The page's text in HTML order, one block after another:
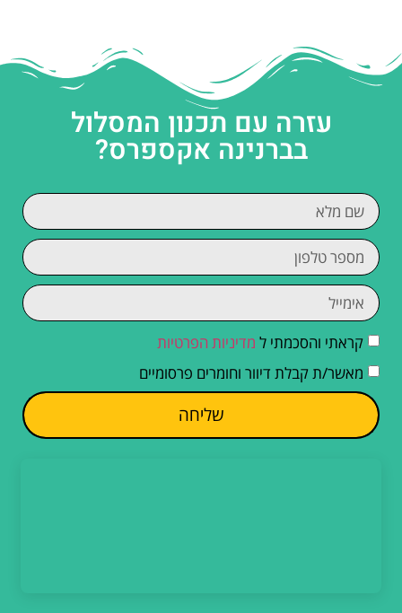
עזרה עם תכנון המסלול
בברנינה אקספרס?
קראתי והסכמתי ל מדיניות הפרטיות
מאשר/ת קבלת דיוור וחומרים פרסומיים
שליחה